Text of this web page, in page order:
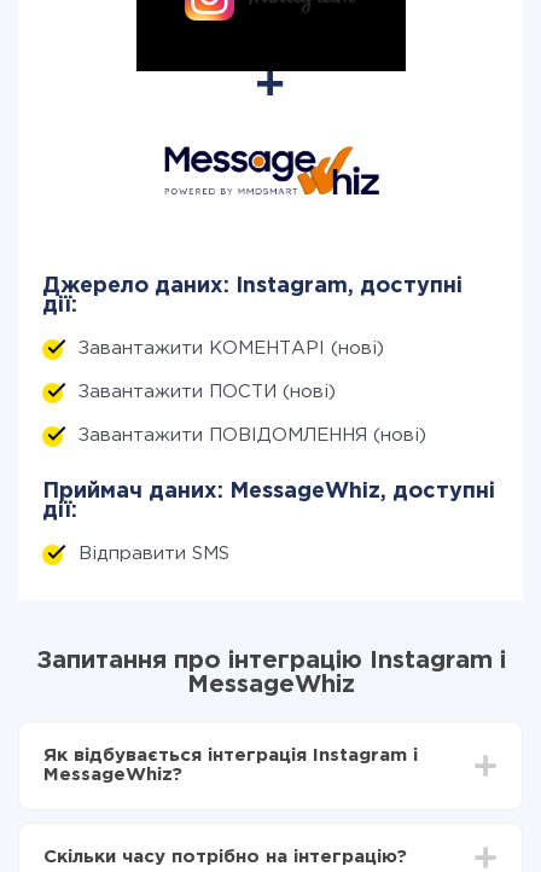
Джерело даних: Instagram, доступні
дії:
Завантажити КОМЕНТАРІ (нові)
Завантажити ПОСТИ (нові)
Завантажити ПОВІДОМЛЕННЯ (нові)
Приймач даних: MessageWhiz, доступні
дії:
Відправити SMS
Запитання про інтеграцію Instagram і
MessageWhiz
Як відбувається інтеграція Instagram і
MessageWhiz?
Вибираєте які дані передавати з Instagram в
Скільки часу потрібно на інтеграцію?